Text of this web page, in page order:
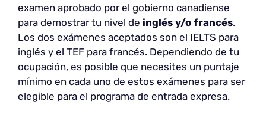
examen aprobado por el gobierno canadiense
para demostrar tu nivel de inglés y/o francés.
Los dos exámenes aceptados son el IELTS para
inglés y el TEF para francés. Dependiendo de tu
ocupación, es posible que necesites un puntaje
mínimo en cada uno de estos exámenes para ser
elegible para el programa de entrada expresa.